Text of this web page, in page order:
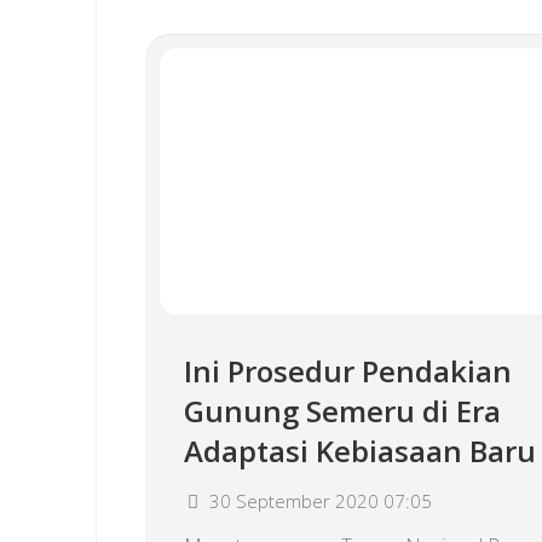
Ini Prosedur Pendakian
Gunung Semeru di Era
Adaptasi Kebiasaan Baru
30 September 2020 07:05